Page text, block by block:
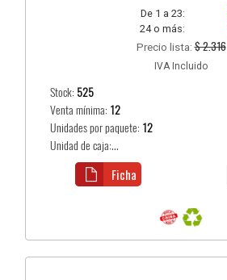
De 1 a 23:
24 o más:
Precio lista:$ 2.316
IVA Incluido
Stock: 525
Venta mínima: 12
Unidades por paquete: 12
Unidad de caja:...
Ficha